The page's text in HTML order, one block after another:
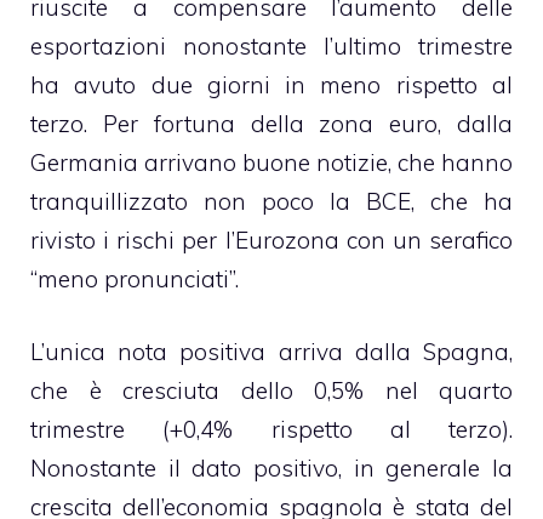
riuscite a compensare l’aumento delle
esportazioni nonostante l’ultimo trimestre
ha avuto due giorni in meno rispetto al
terzo. Per fortuna della zona euro, dalla
Germania arrivano buone notizie, che hanno
tranquillizzato non poco la BCE, che ha
rivisto i rischi per l’Eurozona con un serafico
“meno pronunciati”.
L’unica nota positiva arriva dalla Spagna,
che è cresciuta dello 0,5% nel quarto
trimestre (+0,4% rispetto al terzo).
Nonostante il dato positivo, in generale la
crescita dell’economia spagnola è stata del